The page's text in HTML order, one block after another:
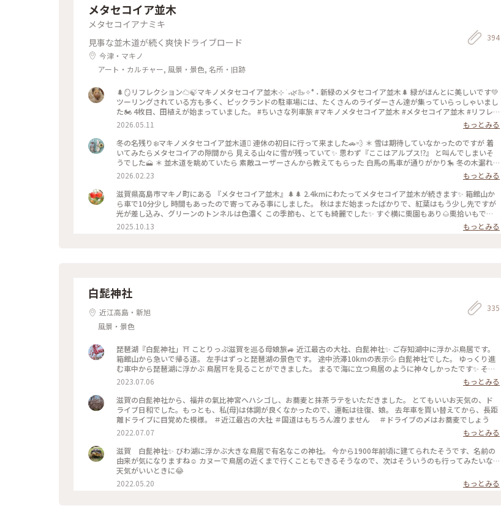
メタセコイア並木
メタセコイアナミキ
見事な並木道が続く爽快ドライブロード
今津・マキノ
アート・カルチャー, 風景・景色, 名所・旧跡
394
🌲🪞リフレクション☁️🍃マキノメタセコイア並木⊹ ࣪ ˖🌿🦢✧° ˖ 新緑のメタセコイア並木🌲 緑がほんとに美しいです💚
ツーリングされている方も多く、ピックランドの駐車場には、たくさんのライダーさん達が集っていらっしゃいまし
た🏍️ 4枚目、田植えが始まっていました。 #ちいさな列車旅 #マキノメタセコイア並木 #メタセコイア並木 #リフレ
クション #滋賀観光 #滋賀旅 #高島市 #水面 #新緑の季節 #ことりっぷ滋賀
2026.05.11
もっとみる
冬の名残り❄️マキノメタセコイア並木道🪾 連休の初日に行って来ました🚗💨 ＊ 雪は期待していなかったのですが 着
いてみたらメタセコイアの隙間から 見える山々に雪が残っていて✨ 思わず『ここはアルプス⁉️』 と叫んでしまいそ
うでした🗻 ＊ 並木道を眺めていたら 素敵ユーザーさんから教えてもらった 白馬の馬車が通りがかり🎠 冬の木漏れ
日の中を進んで行く姿は 今度はモンゴルでした😆 （行った事ないけど🤣） ＊ 今日は春を通り越して初夏のような
陽気でしたね☀️ 暖かくなるのを待っていたはずなのに まだ冬行かないでって思う気持ちも ありますね😅 メタセコイ
ア並木の投稿続きます･.｡*･.｡ #滋賀ことりっぷ #メタセコイア並木 #マキノメタセコイア並木 #メタセコイア #メ
タセコイヤ #はなまっぷ #白馬 #開運旅
2026.02.23
もっとみる
滋賀県高島市マキノ町にある 『メタセコイア並木』🌲🌲 2.4kmにわたってメタセコイア並木が続きます✨ 箱館山か
ら車で10分少し 時間もあったので寄ってみる事にしました。 秋はまだ始まったばかりで、紅葉はもう少し先ですが
光が差し込み、グリーンのトンネルは色濃く この季節も、とても綺麗でした✨ すぐ横に栗園もあり🌰栗拾いもでき
るそうです。 マキノピクニックランドでは、栗もたくさん売られていて 美味しそうな焼き栗を買って帰りました😊
#メタセコイア #マキノピクニックランド #滋賀 #高島 #滋賀の魅力を伝え隊 #ことりっぷと一緒 #ことりっぷ #秋の
2025.10.13 もっとみる
白髭神社
近江高島・新旭
風景・景色
335
琵琶湖『白髭神社」⛩ ことりっぷ滋賀を巡る母娘旅🚙 近江最古の大社、白髭神社✨ ご存知湖中に浮かぶ鳥居です。
箱館山から急いで帰る道。 左手はずっと琵琶湖の景色です。 途中渋滞10kmの表示💦 白髭神社でした。 ゆっくり進
む車中から琵琶湖に浮かぶ 鳥居⛩を見ることができました。 まるで海に立つ鳥居のように神々しかったです✨ その
後少し渋滞は解消され湖岸道路を進みます。 左手にずっと続く琵琶湖は海でした💙 途中海水浴場もあり、完全に海
に見えました😆 やっと琵琶湖大橋までたどり着きます。 ٩(¨ )ว=͟͟͞͞٩ 18時まで残り30分ギリギリの到着予定です。 琵琶
湖にかかる琵琶湖大橋。 美しい湖を見ながら渡っていると メロディ音が聞こえてきました。 🚙♬.*ﾟ•*¨*•.¸¸♬︎♬.*ﾟ
世界初、橋に施されたメロディロードだそう♡ 残念ながら知らないメロディでした😆 橋を渡ると湖岸を走ってなん
とか 5分遅れでレンタカーを返納出来ました！ ずっと安全運転で走ってくれた娘に感謝です ε-(´∀｀*) ・ ・ #私の
居 #琵琶湖大橋 #橋 #メロディロード #ことりっぷ滋賀 #ドライブ滋賀 #ドライブ #琵琶湖ドライブ #滋賀 #滋賀県
2023.07.06
もっとみる
滋賀の白髭神社から、福井の氣比神宮へハシゴし、お蕎麦と抹茶ラテをいただきました。 とてもいいお天気の、ド
ライブ日和でした。もっとも、私(母)は体調が良くなかったので、運転は往復、娘。 去年車を買い替えてから、長距
離ドライブに目覚めた模様。 ＃近江最古の大社 ＃国道はもちろん渡りません ＃ドライブの〆はお蕎麦でしょう
2022.07.07
もっとみる
滋賀 白髭神社✨ びわ湖に浮かぶ大きな鳥居で有名なこの神社。 今から1900年前頃に建てられたそうです、名前の
由来が気になりますね☺️ カヌーで鳥居の近くまで行くこともできるそうなので、次はそういうのも行ってみたいな…
天気がいいときに😂
2022.05.20
もっとみる